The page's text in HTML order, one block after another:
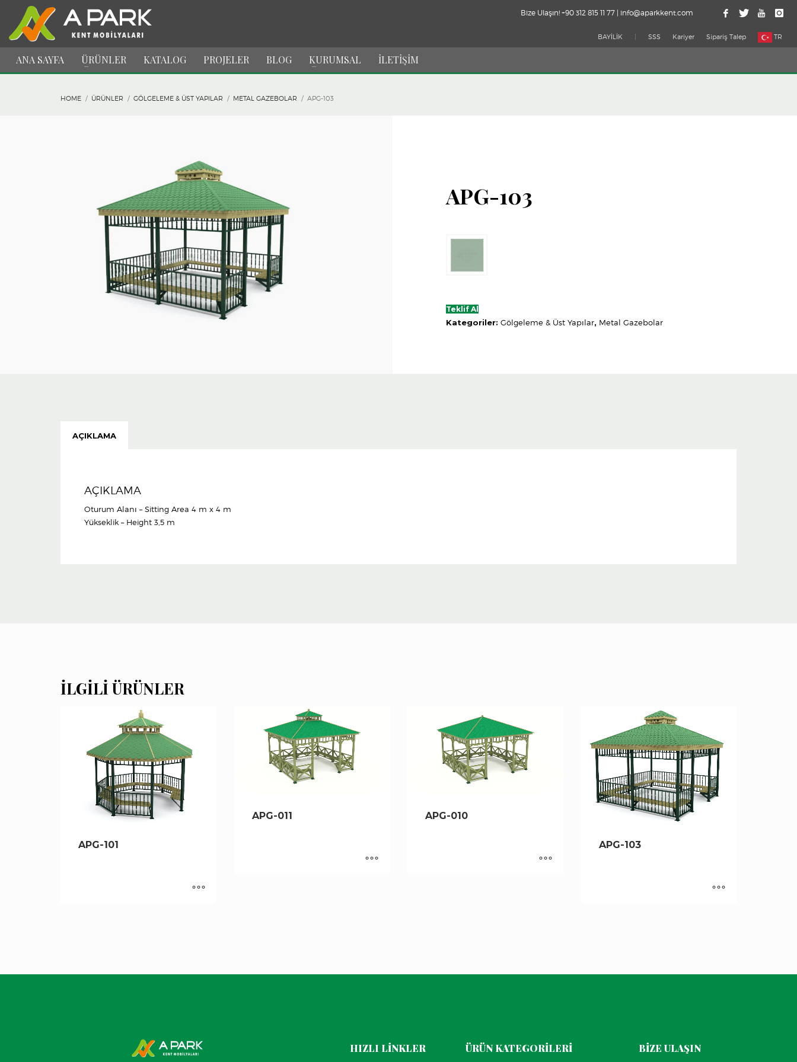
Bize Ulaşın! +90 312 815 11 77 | info@aparkkent.com
BAYİLİK | SSS Kariyer Sipariş Talep TR
ANA SAYFA ÜRÜNLER KATALOG PROJELER BLOG KURUMSAL İLETİŞİM
HOME ÜRÜNLER GÖLGELEME & ÜST YAPILAR METAL GAZEBOLAR APG-103
APG-103
Teklif Al
Kategoriler: Gölgeleme & Üst Yapılar, Metal Gazebolar
AÇIKLAMA
AÇIKLAMA
Oturum Alanı – Sitting Area 4 m x 4 m
Yükseklik – Height 3,5 m
İLGILI ÜRÜNLER
APG-101
APG-011 APG-010
APG-103
HIZLI LİNKLER ÜRÜN KATEGORİLERİ BİZE ULAŞIN